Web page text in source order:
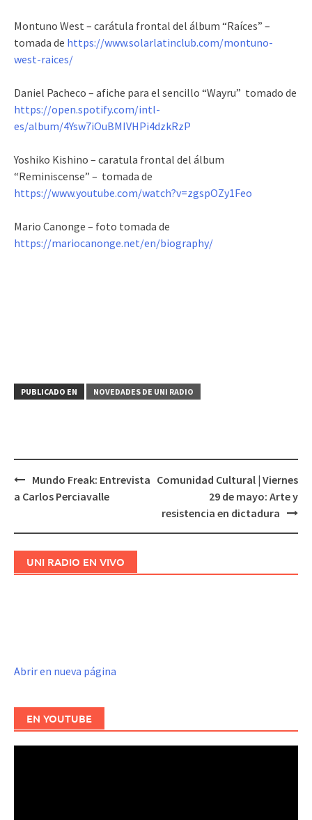
Montuno West – carátula frontal del álbum “Raíces” –
tomada de https://www.solarlatinclub.com/montuno-
west-raices/
Daniel Pacheco – afiche para el sencillo “Wayru” tomado de
https://open.spotify.com/intl-
es/album/4Ysw7iOuBMIVHPi4dzkRzP
Yoshiko Kishino – caratula frontal del álbum
“Reminiscense” – tomada de
https://www.youtube.com/watch?v=zgspOZy1Feo
Mario Canonge – foto tomada de
https://mariocanonge.net/en/biography/
PUBLICADO EN NOVEDADES DE UNI RADIO
Navegación
Mundo Freak: Entrevista
a Carlos Perciavalle
Comunidad Cultural | Viernes
29 de mayo: Arte y
resistencia en dictadura
UNI RADIO EN VIVO
Abrir en nueva página
EN YOUTUBE